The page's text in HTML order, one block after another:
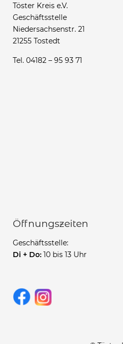
Töster Kreis e.V.
Geschäftsstelle
Niedersachsenstr. 21
21255 Tostedt
Tel. 04182 – 95 93 71
Öffnungszeiten
Geschäftsstelle:
Di + Do: 10 bis 13 Uhr